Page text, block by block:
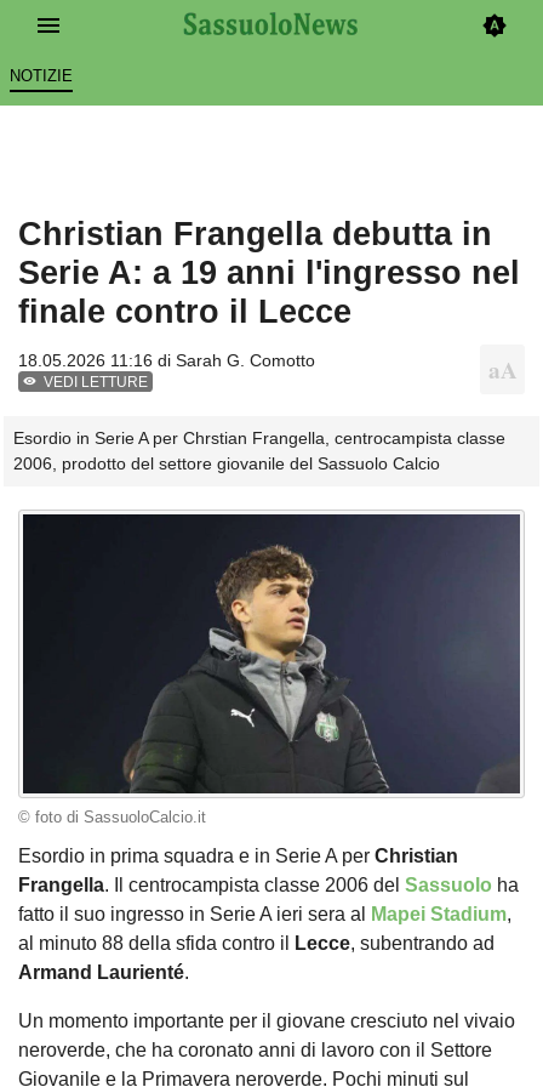
NOTIZIE
Christian Frangella debutta in
Serie A: a 19 anni l'ingresso nel
finale contro il Lecce
18.05.2026 11:16 di Sarah G. Comotto
VEDI LETTURE
Esordio in Serie A per Chrstian Frangella, centrocampista classe
2006, prodotto del settore giovanile del Sassuolo Calcio
© foto di SassuoloCalcio.it
Esordio in prima squadra e in Serie A per Christian
Frangella. Il centrocampista classe 2006 del Sassuolo ha
fatto il suo ingresso in Serie A ieri sera al
Mapei Stadium,
al minuto 88 della sfida contro il
Lecce, subentrando ad
Armand Laurienté.
Un momento importante per il giovane cresciuto nel vivaio
neroverde, che ha coronato anni di lavoro con il Settore
Giovanile e la Primavera neroverde. Pochi minuti sul